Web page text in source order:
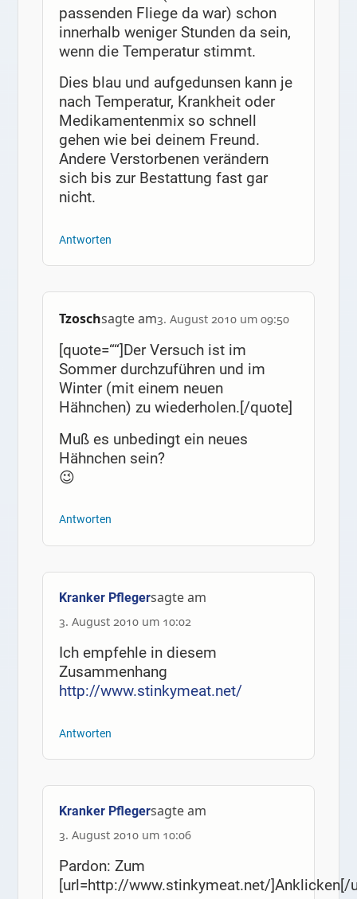
passenden Fliege da war) schon
innerhalb weniger Stunden da sein,
wenn die Temperatur stimmt.
Dies blau und aufgedunsen kann je
nach Temperatur, Krankheit oder
Medikamentenmix so schnell
gehen wie bei deinem Freund.
Andere Verstorbenen verändern
sich bis zur Bestattung fast gar
nicht.
Antworten
Tzoschsagte am3. August 2010 um 09:50
[quote=““]Der Versuch ist im
Sommer durchzuführen und im
Winter (mit einem neuen
Hähnchen) zu wiederholen.[/quote]
Muß es unbedingt ein neues
Hähnchen sein?
😉
Antworten
Kranker Pflegersagte am
3. August 2010 um 10:02
Ich empfehle in diesem
Zusammenhang
http://www.stinkymeat.net/
Antworten
Kranker Pflegersagte am
3. August 2010 um 10:06
Pardon: Zum
[url=http://www.stinkymeat.net/]Anklicken[/